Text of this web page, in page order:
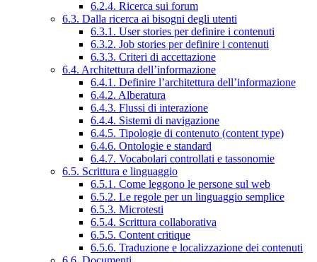
6.2.4. Ricerca sui forum
6.3. Dalla ricerca ai bisogni degli utenti
6.3.1. User stories per definire i contenuti
6.3.2. Job stories per definire i contenuti
6.3.3. Criteri di accettazione
6.4. Architettura dell’informazione
6.4.1. Definire l’architettura dell’informazione
6.4.2. Alberatura
6.4.3. Flussi di interazione
6.4.4. Sistemi di navigazione
6.4.5. Tipologie di contenuto (content type)
6.4.6. Ontologie e standard
6.4.7. Vocabolari controllati e tassonomie
6.5. Scrittura e linguaggio
6.5.1. Come leggono le persone sul web
6.5.2. Le regole per un linguaggio semplice
6.5.3. Microtesti
6.5.4. Scrittura collaborativa
6.5.5. Content critique
6.5.6. Traduzione e localizzazione dei contenuti